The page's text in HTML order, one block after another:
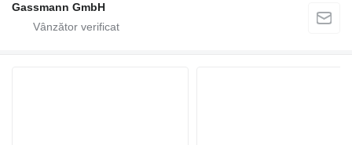
Gassmann GmbH